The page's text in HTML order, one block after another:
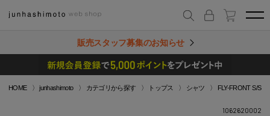
販売スタッフ募集のお知らせ
HOME junhashimoto カテゴリから探す トップス シャツ FLY-FRONT S/S
1062620002